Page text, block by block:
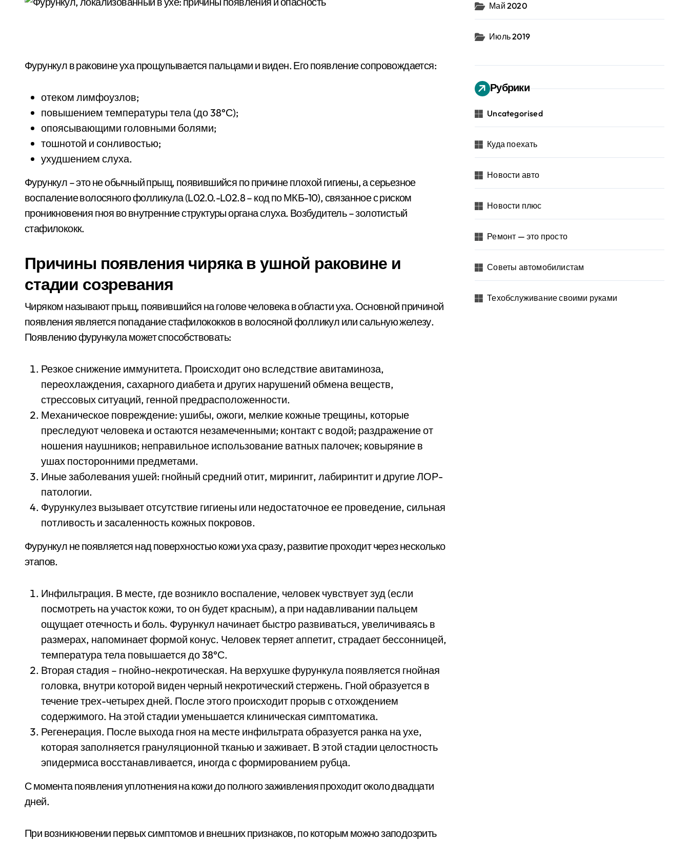
Фурункул в раковине уха прощупывается пальцами и виден. Его появление сопровождается:
отеком лимфоузлов;
повышением температуры тела (до 38°С);
опоясывающими головными болями;
тошнотой и сонливостью;
ухудшением слуха.
Фурункул – это не обычный прыщ, появившийся по причине плохой гигиены, а серьезное
воспаление волосяного фолликула (L02.0.-L02.8 – код по МКБ-10), связанное с риском
проникновения гноя во внутренние структуры органа слуха. Возбудитель – золотистый
стафилококк.
Причины появления чиряка в ушной раковине и
стадии созревания
Чиряком называют прыщ, появившийся на голове человека в области уха. Основной причиной
появления является попадание стафилококков в волосяной фолликул или сальную железу.
Появлению фурункула может способствовать:
Резкое снижение иммунитета. Происходит оно вследствие авитаминоза,
переохлаждения, сахарного диабета и других нарушений обмена веществ,
стрессовых ситуаций, генной предрасположенности.
Механическое повреждение: ушибы, ожоги, мелкие кожные трещины, которые
преследуют человека и остаются незамеченными; контакт с водой; раздражение от
ношения наушников; неправильное использование ватных палочек; ковыряние в
ушах посторонними предметами.
Иные заболевания ушей: гнойный средний отит, мирингит, лабиринтит и другие ЛОР-
патологии.
Фурункулез вызывает отсутствие гигиены или недостаточное ее проведение, сильная
потливость и засаленность кожных покровов.
Фурункул не появляется над поверхностью кожи уха сразу, развитие проходит через несколько
этапов.
Инфильтрация. В месте, где возникло воспаление, человек чувствует зуд (если
посмотреть на участок кожи, то он будет красным), а при надавливании пальцем
ощущает отечность и боль. Фурункул начинает быстро развиваться, увеличиваясь в
размерах, напоминает формой конус. Человек теряет аппетит, страдает бессонницей,
температура тела повышается до 38°С.
Вторая стадия – гнойно-некротическая. На верхушке фурункула появляется гнойная
головка, внутри которой виден черный некротический стержень. Гной образуется в
течение трех-четырех дней. После этого происходит прорыв с отхождением
содержимого. На этой стадии уменьшается клиническая симптоматика.
Регенерация. После выхода гноя на месте инфильтрата образуется ранка на ухе,
которая заполняется грануляционной тканью и заживает. В этой стадии целостность
эпидермиса восстанавливается, иногда с формированием рубца.
С момента появления уплотнения на кожи до полного заживления проходит около двадцати
дней.
При возникновении первых симптомов и внешних признаков, по которым можно заподозрить
Май 2020
Июль 2019
Рубрики
Uncategorised
Куда поехать
Новости авто
Новости плюс
Ремонт — это просто
Советы автомобилистам
Техобслуживание своими руками